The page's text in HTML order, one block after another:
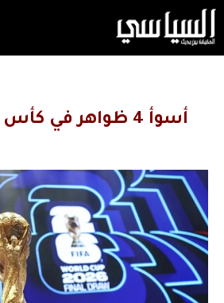
أسوأ 4 ظواهر في كأس العالم 2026